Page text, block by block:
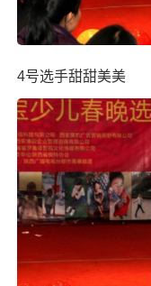
4号选手甜甜美美